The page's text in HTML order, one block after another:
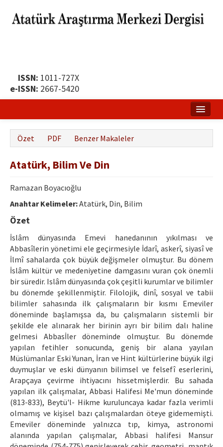
ISSN: 1011-727X
e-ISSN: 2667-5420
Hakkında
Yayın Politikası
Dergi Kurulları
Yayın İlkeleri
Etik İlkeler
Yazar Rehberi
Hakem Rehberi
İletişim
Özet PDF Benzer Makaleler
Atatürk, Bilim Ve Din
Ramazan Boyacıoğlu
Anahtar Kelimeler:Atatürk, Din, Bilim
Özet
İslâm dünyasında Emevi hanedanının yıkılması ve
Abbasîlerin yönetimi ele geçirmesiyle İdarî, askerî, siyasî ve
İlmî sahalarda çok büyük değişmeler olmuştur. Bu dönem
İslâm kültür ve medeniyetine damgasını vuran çok önemli
bir süredir. Islâm dünyasında çok çeşitli kurumlar ve bilimler
bu dönemde şekillenmiştir. Filolojik, dinî, sosyal ve tabii
bilimler sahasında ilk çalışmaların bir kısmı Emeviler
döneminde başlamışsa da, bu çalışmaların sistemli bir
şekilde ele alınarak her birinin ayrı bir bilim dalı haline
gelmesi Abbasİler döneminde olmuştur. Bu dönemde
yapılan fetihler sonucunda, geniş bir alana yayılan
Müslümanlar Eski Yunan, İran ve Hint kültürlerine büyük ilgi
duymuşlar ve eski dünyanın bilimsel ve felsefî eserlerini,
Arapçaya çevirme ihtiyacını hissetmişlerdir. Bu sahada
yapılan ilk çalışmalar, Abbasi Halifesi Me'mun döneminde
(813-833), Beytü'l- Hikme kuruluncaya kadar fazla verimli
olmamış ve kişisel bazı çalışmalardan öteye gidememişti.
Emeviler döneminde yalnızca tıp, kimya, astronomi
alanında yapılan çalışmalar, Abbasi halifesi Mansur